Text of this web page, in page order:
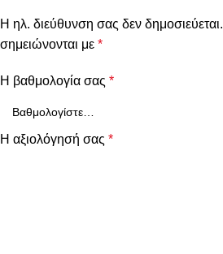
Η ηλ. διεύθυνση σας δεν δημοσιεύεται.
σημειώνονται με *
Η βαθμολογία σας *
Η αξιολόγησή σας *